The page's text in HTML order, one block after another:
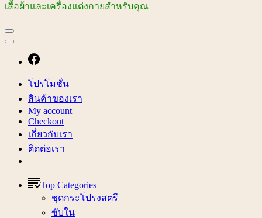
เสื้อผ้าและเครื่องแต่งกายสำหรับคุณ
โปรโมชั่น
สินค้าของเรา
My account
Checkout
เกี่ยวกับเรา
ติดต่อเรา
Top Categories
ชุดกระโปรงสตรี
ซับใน